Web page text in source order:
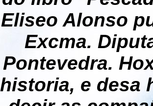
Eliseo Alonso
Excma.
Pontevedra.
historia, e desa